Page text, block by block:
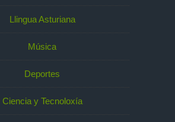
Llingua Asturiana
Música
Deportes
Ciencia y Tecnoloxía